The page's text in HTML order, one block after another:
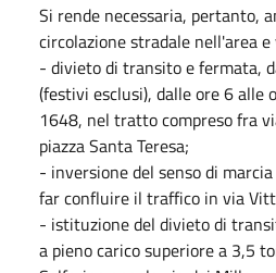
Si rende necessaria, pertanto,
circolazione stradale nell'area
- divieto di transito e fermata,
(festivi esclusi), dalle ore 6 alle
1648, nel tratto compreso fra
piazza Santa Teresa;
- inversione del senso di
far confluire il traffico in via
- istituzione del divieto di
a pieno carico superiore a 3,5